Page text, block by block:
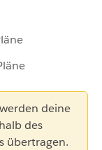
deine
des
übertragen.